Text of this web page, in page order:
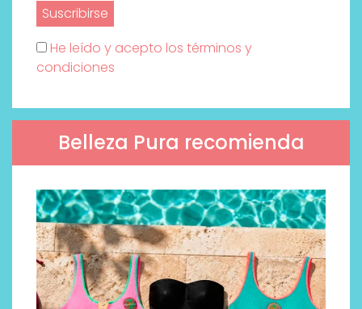
He leído y acepto los términos y
condiciones
Belleza Pura recomienda